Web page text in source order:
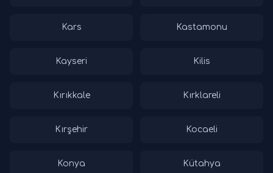
Kars Kastamonu
Kayseri Kilis
Kırıkkale Kırklareli
Kırşehir Kocaeli
Konya Kütahya